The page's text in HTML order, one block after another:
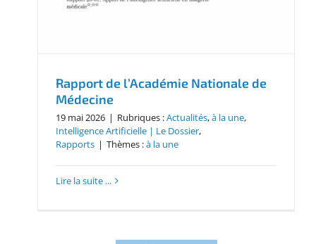
Rapport de l’Académie Nationale de
Médecine
19 mai 2026 | Rubriques :Actualités,à la une,
Intelligence Artificielle | Le Dossier,
Rapports | Thèmes :à la une
Lire la suite ...